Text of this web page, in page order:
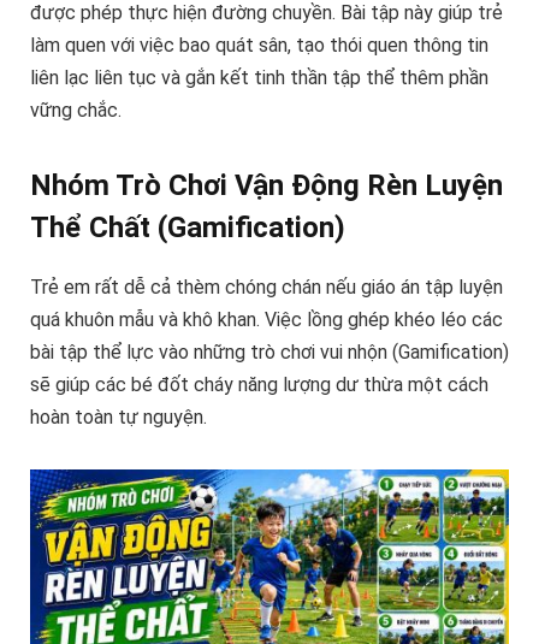
được phép thực hiện đường chuyền. Bài tập này giúp trẻ
làm quen với việc bao quát sân, tạo thói quen thông tin
liên lạc liên tục và gắn kết tinh thần tập thể thêm phần
vững chắc.
Nhóm Trò Chơi Vận Động Rèn Luyện
Thể Chất (Gamification)
Trẻ em rất dễ cả thèm chóng chán nếu giáo án tập luyện
quá khuôn mẫu và khô khan. Việc lồng ghép khéo léo các
bài tập thể lực vào những trò chơi vui nhộn (Gamification)
sẽ giúp các bé đốt cháy năng lượng dư thừa một cách
hoàn toàn tự nguyện.